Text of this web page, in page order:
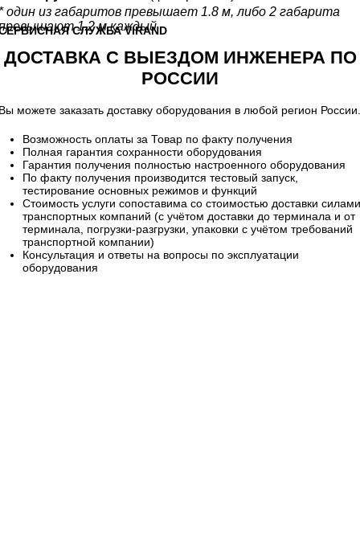
один из габаритов превышает 1.8 м, либо 2 габарита
1.2 м каждый
СЛУЖБА VIRAND
ДОСТАВКА С ВЫЕЗДОМ ИНЖЕНЕРА ПО
РОССИИ
можете заказать доставку оборудования в любой регион России.
Возможность оплаты за Товар по факту получения
Полная гарантия сохранности оборудования
Гарантия получения полностью настроенного оборудования
По факту получения производится тестовый запуск,
тестирование основных режимов и функций
Стоимость услуги сопоставима со стоимостью доставки силами
транспортных компаний (с учётом доставки до терминала и от
терминала, погрузки-разгрузки, упаковки с учётом требований
транспортной компании)
Консультация и ответы на вопросы по эксплуатации
оборудования